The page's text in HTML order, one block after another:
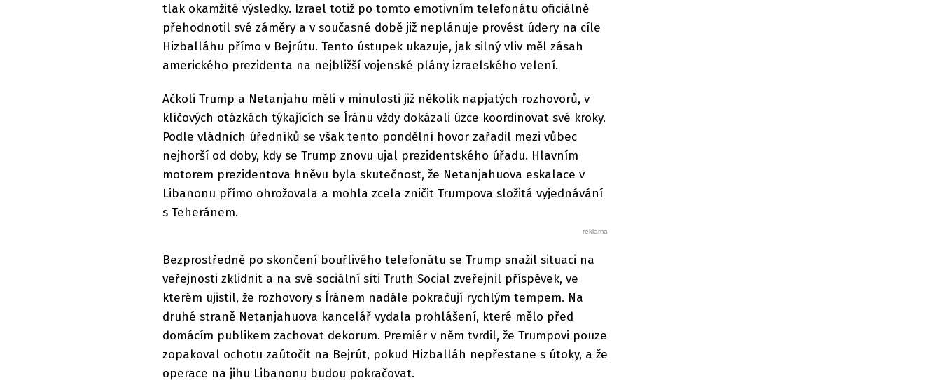
tlak okamžité výsledky. Izrael totiž po tomto emotivním telefonátu oficiálně
přehodnotil své záměry a v současné době již neplánuje provést údery na cíle
Hizballáhu přímo v Bejrútu. Tento ústupek ukazuje, jak silný vliv měl zásah
amerického prezidenta na nejbližší vojenské plány izraelského velení.
Ačkoli Trump a Netanjahu měli v minulosti již několik napjatých rozhovorů, v
klíčových otázkách týkajících se Íránu vždy dokázali úzce koordinovat své kroky.
Podle vládních úředníků se však tento pondělní hovor zařadil mezi vůbec
nejhorší od doby, kdy se Trump znovu ujal prezidentského úřadu. Hlavním
motorem prezidentova hněvu byla skutečnost, že Netanjahuova eskalace v
Libanonu přímo ohrožovala a mohla zcela zničit Trumpova složitá vyjednávání
s Teheránem.
Bezprostředně po skončení bouřlivého telefonátu se Trump snažil situaci na
veřejnosti zklidnit a na své sociální síti Truth Social zveřejnil příspěvek, ve
kterém ujistil, že rozhovory s Íránem nadále pokračují rychlým tempem. Na
druhé straně Netanjahuova kancelář vydala prohlášení, které mělo před
domácím publikem zachovat dekorum. Premiér v něm tvrdil, že Trumpovi pouze
zopakoval ochotu zaútočit na Bejrút, pokud Hizballáh nepřestane s útoky, a že
operace na jihu Libanonu budou pokračovat.